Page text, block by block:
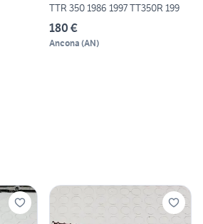
TTR 350 1986 1997 TT350R 199
180 €
Ancona (AN)